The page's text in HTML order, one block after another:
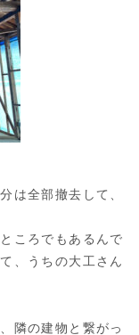
は全部撤去して、
ころでもあるんで
、うちの大工さん
隣の建物と繋がっ